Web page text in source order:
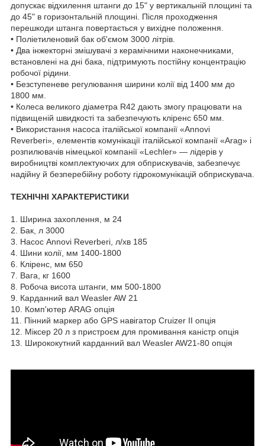
допускає відхилення штанги до 15" у вертикальній площині та
до 45" в горизонтальній площині. Після проходження
перешкоди штанга повертається у вихідне положення.
• Поліетиленовий бак об'ємом 3000 літрів.
• Два інжекторні змішувачі з керамічними наконечниками,
встановлені на дні бака, підтримують постійну концентрацію
робочої рідини.
• Безступеневе регулювання ширини колії від 1400 мм до
1800 мм.
• Колеса великого діаметра R42 дають змогу працювати на
підвищеній швидкості та забезпечують кліренс 650 мм.
• Використання насоса італійської компанії «Annovi
Reverberi», елементів комунікації італійської компанії «Arag» і
розпилювачів німецької компанії «Lechler» — лідерів у
виробництві комплектуючих для обприскувачів, забезпечує
надійну й безперебійну роботу гідрокомунікацій обприскувача.
ТЕХНІЧНІ ХАРАКТЕРИСТИКИ
1. Ширина захоплення, м 24
2. Бак, л 3000
3. Насос Annovi Reverberi, л/хв 185
4. Шини колії, мм 1400-1800
6. Кліренс, мм 650
7. Вага, кг 1600
8. Робоча висота штанги, мм 500-1800
9. Карданний вал Weasler AW 21
10. Комп'ютер ARAG опція
11. Пінний маркер або GPS навігатор Cruizer II опція
12. Міксер 20 л з пристроєм для промивання каністр опція
13. Ширококутний карданний вал Weasler AW21-80 опція